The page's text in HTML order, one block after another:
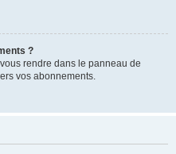
?
rendre dans le panneau de
vos abonnements.